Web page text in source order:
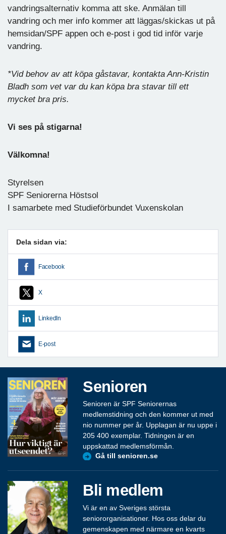
vandringsalternativ komma att ske. Anmälan till
vandring och mer info kommer att läggas/skickas ut på
hemsidan/SPF appen och e-post i god tid inför varje
vandring.
*Vid behov av att köpa gåstavar, kontakta Ann-Kristin
Bladh som vet var du kan köpa bra stavar till ett
mycket bra pris.
Vi ses på stigarna!
Välkomna!
Styrelsen
SPF Seniorerna Höstsol
I samarbete med Studieförbundet Vuxenskolan
Dela sidan via:
Facebook
X
LinkedIn
E-post
Senioren
Senioren är SPF Seniorernas
medlemstidning och den kommer ut med
nio nummer per år. Upplagan är nu uppe i
205 400 exemplar. Tidningen är en
uppskattad medlemsförmån.
Gå till senioren.se
Bli medlem
Vi är en av Sveriges största
seniororganisationer. Hos oss delar du
gemenskapen med närmare en kvarts